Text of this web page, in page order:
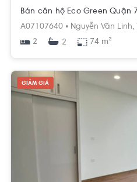
A07107640 • Nguyễn Văn Linh,
2
2 74 m²
GIẢM GIÁ